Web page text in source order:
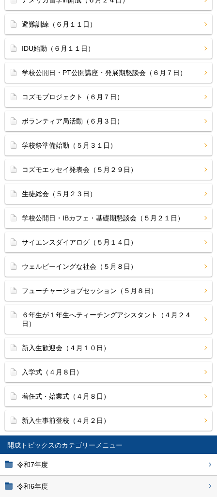
開成トピックス
令和7年度
令和6年度
避難訓練（６月１１日）
IDU始動（６月１１日）
学校公開日・PT公開講座・発展期懇談会（６月７日）
コズモプロジェクト（６月７日）
ボランティア局活動（６月３日）
学校祭準備始動（５月３１日）
コズモエッセイ発表会（５月２９日）
生徒総会（５月２３日）
学校公開日・IBカフェ・基礎期懇談会（５月２１日）
サイエンスダイアログ（５月１４日）
ウェルビーイングな社会（５月８日）
フューチャージョブセッション（５月８日）
６年生が１年生へティーチングアシスタント（４月２４
日）
新入生歓迎会（４月１０日）
入学式（４月８日）
着任式・始業式（４月８日）
新入生事前登校（４月２日）